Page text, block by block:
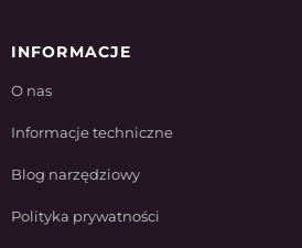
INFORMACJE
O nas
Informacje techniczne
Blog narzędziowy
Polityka prywatności